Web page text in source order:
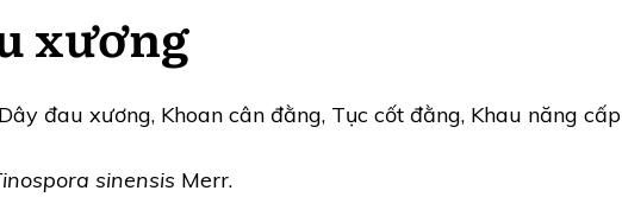
xương
Dây đau xương, Khoan cân đằng, Tục cốt đằng, Khau năng cấp
sinensis Merr.